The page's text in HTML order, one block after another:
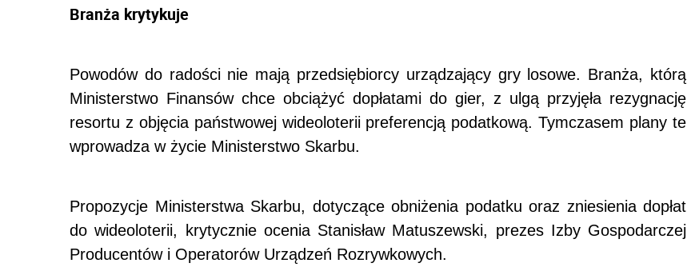
Branża krytykuje
Powodów do radości nie mają przedsiębiorcy urządzający gry losowe. Branża, którą
Ministerstwo Finansów chce obciążyć dopłatami do gier, z ulgą przyjęła rezygnację
resortu z objęcia państwowej wideoloterii preferencją podatkową. Tymczasem plany te
wprowadza w życie Ministerstwo Skarbu.
Propozycje Ministerstwa Skarbu, dotyczące obniżenia podatku oraz zniesienia dopłat
do wideoloterii, krytycznie ocenia Stanisław Matuszewski, prezes Izby Gospodarczej
Producentów i Operatorów Urządzeń Rozrywkowych.